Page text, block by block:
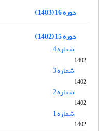
دوره 16 (1403)
دوره 15 (1402)
شماره 4
1402
شماره 3
1402
شماره 2
1402
شماره 1
1402